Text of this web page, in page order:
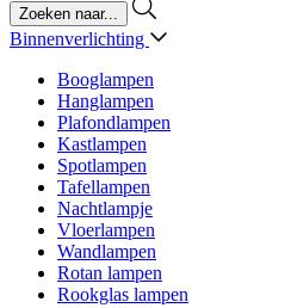
Binnenverlichting
Booglampen
Hanglampen
Plafondlampen
Kastlampen
Spotlampen
Tafellampen
Nachtlampje
Vloerlampen
Wandlampen
Rotan lampen
Rookglas lampen